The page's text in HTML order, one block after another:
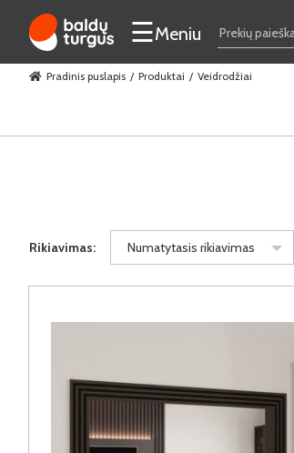
☰Meniu
Pradinis puslapis Produktai Veidrodžiai
Rikiavimas: Numatytasis rikiavimas